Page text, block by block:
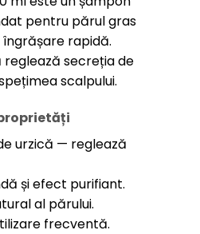
pentru părul gras
rapidă.
reglează secreția de
scalpului.
urzică — reglează
și efect purifiant.
al părului.
frecventă.